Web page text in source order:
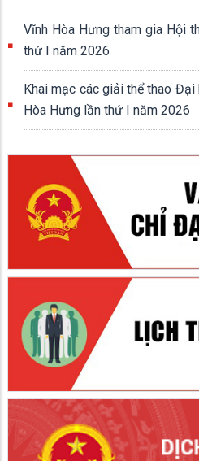
NHẤT ĐẤT NƯỚC (30/4/
Vĩnh Hòa Hưng tham gia Hội
thứ I năm 2026
Khai mạc các giải thể thao Đại hội
Hòa Hưng lần thứ I năm 2026